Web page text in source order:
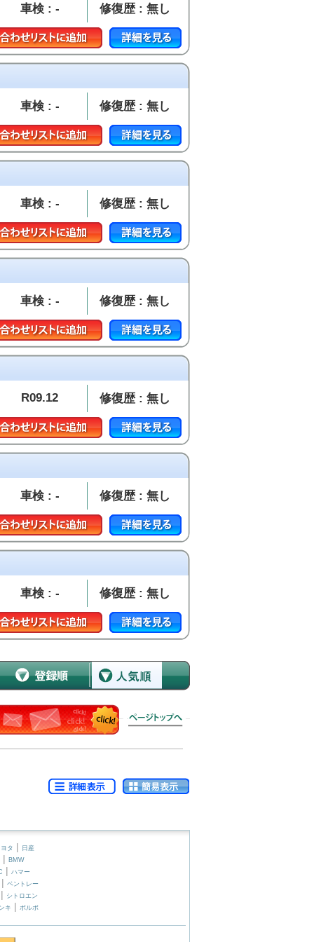
車検 : - 修復歴 : 無し
車検 : - 修復歴 : 無し
車検 : - 修復歴 : 無し
車検 : - 修復歴 : 無し
R09.12 修復歴 : 無し
車検 : - 修復歴 : 無し
車検 : - 修復歴 : 無し
タ | 日産
| BMW
| ハマー
ベントレー
シトロエン
キ | ボルボ